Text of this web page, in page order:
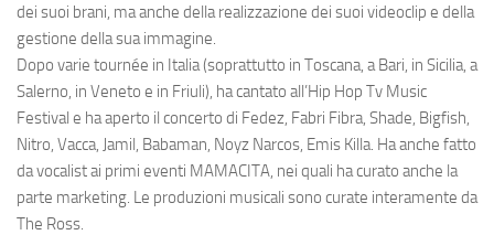
dei suoi brani, ma anche della realizzazione dei suoi videoclip e della
gestione della sua immagine.
Dopo varie tournée in Italia (soprattutto in Toscana, a Bari, in Sicilia, a
Salerno, in Veneto e in Friuli), ha cantato all’Hip Hop Tv Music
Festival e ha aperto il concerto di Fedez, Fabri Fibra, Shade, Bigfish,
Nitro, Vacca, Jamil, Babaman, Noyz Narcos, Emis Killa. Ha anche fatto
da vocalist ai primi eventi MAMACITA, nei quali ha curato anche la
parte marketing. Le produzioni musicali sono curate interamente da
The Ross.